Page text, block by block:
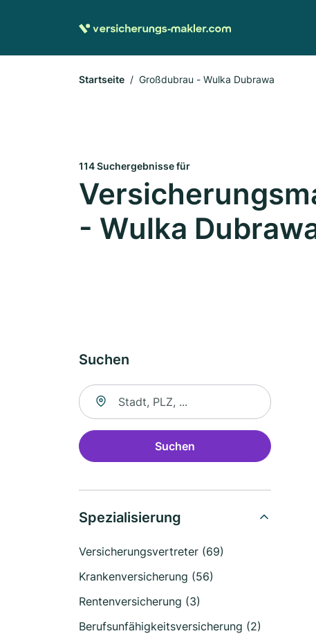
Startseite Großdubrau - Wulka Dubrawa
114 Suchergebnisse für
- Wulka
Suchen
Suche nach Ort
Suchen
Spezialisierung
Versicherungsvertreter (69)
Krankenversicherung (56)
Rentenversicherung (3)
Berufsunfähigkeitsversicherung (2)